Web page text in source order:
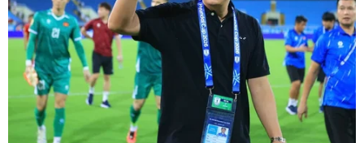
của Gươl truyền thống.
Việc vận động đồng bào Cơtu xây dựng đời sống
văn hóa mới với nhiều hình thức sinh hoạt
phong phú, lành mạnh tại Gươl, đã góp phần
bảo vệ, gìn giữ hình tượng Gươl, để Gươl mãi là
niềm tự hào và là "linh hồn làng” của người